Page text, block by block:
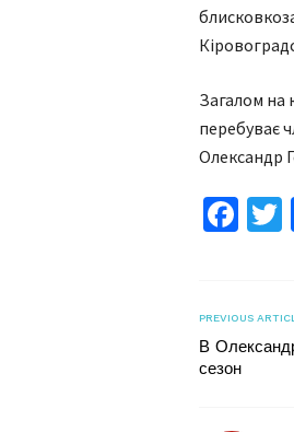
Загалом на
перебуває
Олександр
PREVIOUS
В
сезон